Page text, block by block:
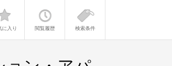
に入り 閲覧履歴 検索条件